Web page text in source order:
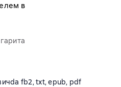
в
fb2, txt, epub, pdf